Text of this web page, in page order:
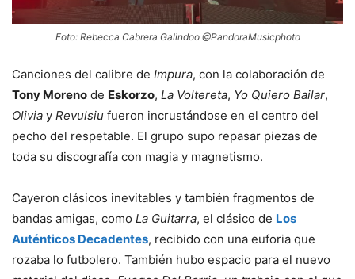
Foto: Rebecca Cabrera Galindoo @PandoraMusicphoto
Canciones del calibre de Impura, con la colaboración de
Tony Moreno de Eskorzo, La Voltereta, Yo Quiero Bailar,
Olivia y Revulsiu fueron incrustándose en el centro del
pecho del respetable. El grupo supo repasar piezas de
toda su discografía con magia y magnetismo.
Cayeron clásicos inevitables y también fragmentos de
bandas amigas, como La Guitarra, el clásico de Los
Auténticos Decadentes, recibido con una euforia que
rozaba lo futbolero. También hubo espacio para el nuevo